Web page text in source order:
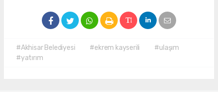
#Akhisar Belediyesi #ekrem kayserili
#ulaşım
#yatırım